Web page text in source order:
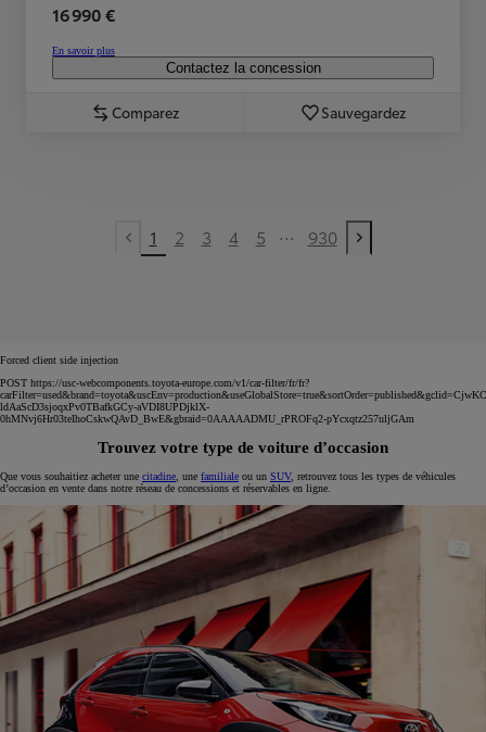
16 990 €
En savoir plus
Contactez la concession
Comparez Sauvegardez
Previous page
1 2 3 4 5 ... 930
Next page
Forced client side injection
POST https://usc-webcomponents.toyota-europe.com/v1/car-filter/fr/fr?
ldAaScD3sjoqxPv0TBafkGCy-aVDI8UPDjklX-
0hMNvj6Hr03teIhoCskwQAvD_BwE&gbraid=0AAAAADMU_rPROFq2-pYcxqtz257uljGAm
Trouvez votre type de voiture d’occasion
Que vous souhaitiez acheter une citadine , une familiale ou un SUV, retrouvez tous les types de véhicules
d’occasion en vente dans notre réseau de concessions et réservables en ligne.